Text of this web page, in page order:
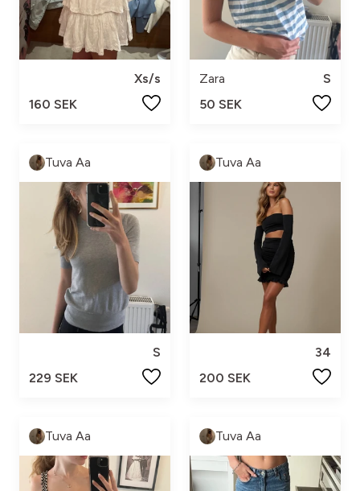
Xs/s
160 SEK
Zara
S
50 SEK
Tuva Aa
S
229 SEK
Tuva Aa
34
200 SEK
Tuva Aa Tuva Aa